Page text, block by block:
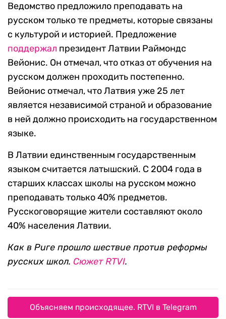
Ведомство предложило преподавать на
русском только те предметы, которые связаны
с культурой и историей. Предложение
поддержал президент Латвии Раймондс
Вейонис. Он отмечал, что отказ от обучения на
русском должен проходить постепенно.
Вейонис отмечал, что Латвия уже 25 лет
является независимой страной и образование
в ней должно происходить на государственном
языке.
В Латвии единственным государственным
языком считается латышский. С 2004 года в
старших классах школы на русском можно
преподавать только 40% предметов.
Русскоговорящие жители составляют около
40% населения Латвии.
Как в Риге прошло шествие против реформы
русских школ. Сюжет RTVI.
Объясняем происходящее. RTVI в Telegram